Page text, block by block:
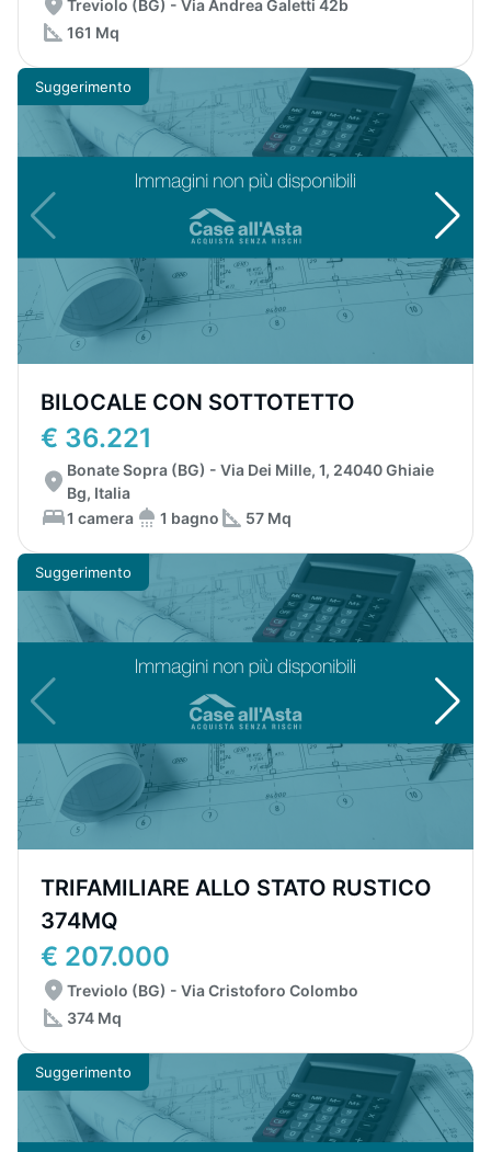
Treviolo (BG) - Via Andrea Galetti 42b
161 Mq
Suggerimento
BILOCALE CON SOTTOTETTO
€ 36.221
Bonate Sopra (BG) - Via Dei Mille, 1, 24040 Ghiaie
Bg, Italia
1 camera
1 bagno 57 Mq
Suggerimento
TRIFAMILIARE ALLO STATO RUSTICO
374MQ
€ 207.000
Treviolo (BG) - Via Cristoforo Colombo
374 Mq
Suggerimento